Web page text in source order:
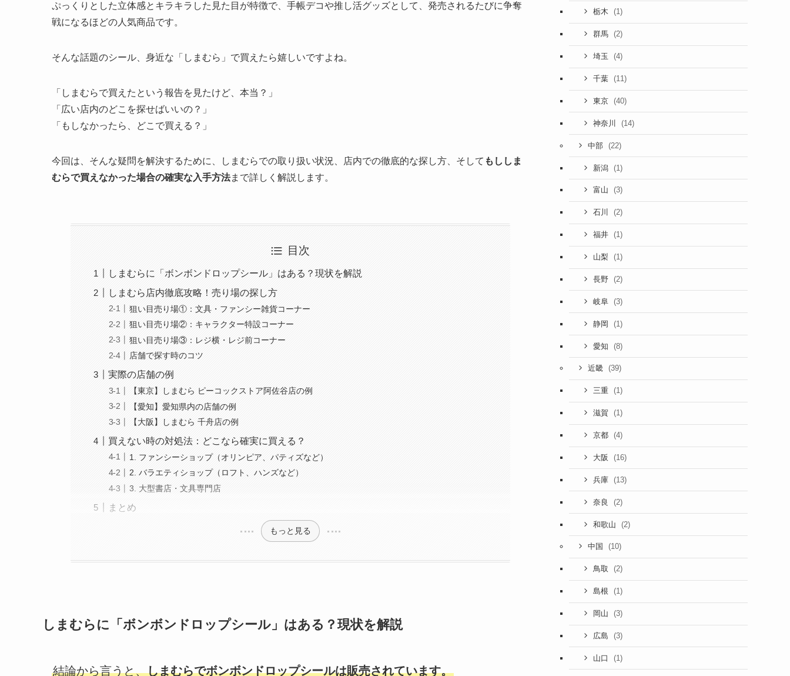
ぷっくりとした立体感とキラキラした見た目が特徴で、手帳デコや推し活グッズとして、発売されるたびに争奪
戦になるほどの人気商品です。
そんな話題のシール、身近な「しまむら」で買えたら嬉しいですよね。
「しまむらで買えたという報告を見たけど、本当？」
「広い店内のどこを探せばいいの？」
「もしなかったら、どこで買える？」
今回は、そんな疑問を解決するために、しまむらでの取り扱い状況、店内での徹底的な探し方、そして もししま
むらで買えなかった場合の確実な入手方法まで詳しく解説します。
目次
しまむらに「ボンボンドロップシール」はある？現状を解説
しまむら店内徹底攻略！売り場の探し方
狙い目売り場①：文具・ファンシー雑貨コーナー
狙い目売り場②：キャラクター特設コーナー
狙い目売り場③：レジ横・レジ前コーナー
店舗で探す時のコツ
実際の店舗の例
【東京】しまむら ピーコックストア阿佐谷店の例
【愛知】愛知県内の店舗の例
【大阪】しまむら 千舟店の例
買えない時の対処法：どこなら確実に買える？
1. ファンシーショップ（オリンピア、パティズなど）
2. バラエティショップ（ロフト、ハンズなど）
3. 大型書店・文具専門店
まとめ
もっと見る
しまむらに「ボンボンドロップシール」はある？現状を解説
結論から言うと、しまむらでボンボンドロップシールは販売されています。
栃木 (1)
群馬 (2)
埼玉 (4)
千葉 (11)
東京 (40)
神奈川 (14)
中部 (22)
新潟 (1)
富山 (3)
石川 (2)
福井 (1)
山梨 (1)
長野 (2)
岐阜 (3)
静岡 (1)
愛知 (8)
近畿 (39)
三重 (1)
滋賀 (1)
京都 (4)
大阪 (16)
兵庫 (13)
奈良 (2)
和歌山 (2)
中国 (10)
鳥取 (2)
島根 (1)
岡山 (3)
広島 (3)
山口 (1)